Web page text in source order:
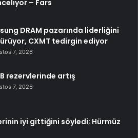
– Fars
DRAM pazarında liderliğini
CXMT tedirgin ediyor
7, 2026
rezervlerinde artış
7, 2026
iyi gittiğini söyledi; Hürmüz